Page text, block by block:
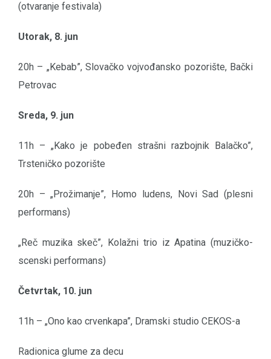
(otvaranje festivala)
Utorak, 8. jun
20h – „Kebab”, Slovačko vojvođansko pozorište, Bački
Petrovac
Sreda, 9. jun
11h – „Kako je pobeđen strašni razbojnik Balačko”,
Trsteničko pozorište
20h – „Prožimanje”, Homo ludens, Novi Sad (plesni
performans)
„Reč muzika skeč”, Kolažni trio iz Apatina (muzičko-
scenski performans)
Četvrtak, 10. jun
11h – „Ono kao crvenkapa”, Dramski studio CEKOS-a
Radionica glume za decu